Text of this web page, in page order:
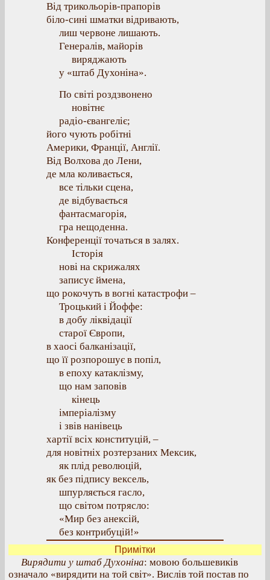
Від трикольорів-прапорів
біло-сині шматки відривають,
лиш червоне лишають.
Генералів, майорів
виряджають
у «штаб Духоніна».
По світі роздзвонено
новітнє
радіо-євангеліє;
його чують робітні
Америки, Франції, Англії.
Від Волхова до Лени,
де мла коливається,
все тільки сцена,
де відбувається
фантасмагорія,
гра нещоденна.
Конференції точаться в залях.
Історія
нові на скрижалях
записує ймена,
що рокочуть в вогні катастрофи –
Троцький і Йоффе:
в добу ліквідації
старої Європи,
в хаосі балканізації,
що її розпорошує в попіл,
в епоху катаклізму,
що нам заповів
кінець
імперіалізму
і звів нанівець
хартії всіх конституцій, –
для новітніх розтерзаних Мексик,
як плід революцій,
як без підпису вексель,
шпурляється гасло,
що світом потрясло:
«Мир без анексій,
без контрибуцій!»
Примітки
Вирядити у штаб Духоніна: мовою большевиків
означало «вирядити на той світ». Вислів той постав по